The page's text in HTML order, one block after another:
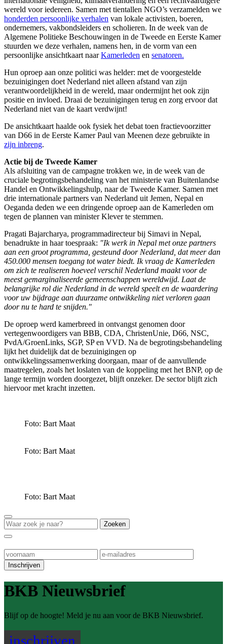
wereld voor iedereen. Samen met tientallen NGO’s verzamelden we
honderden persoonlijke verhalen van lokale activisten, boeren,
ondernemers, vakbondsleiders en scholieren. In de week van de
Algemene Politieke Beschouwingen in de Tweede en Eerste Kamer
stuurden we deze verhalen, namens hen, in de vorm van een
persoonlijke ansichtkaart naarKamerleden en senatoren.
Hun oproep aan onze politici was helder: met de voorgestelde
bezuinigingen doet Nederland niet alleen afstand van zijn
verantwoordelijkheid in de wereld, maar ondermijnt het ook zijn
positie en invloed. Draai de bezuinigingen terug en zorg ervoor dat
Nederland niet van de kaart verdwijnt!
De ansichtkaart haalde ook fysiek het debat toen fractievoorzitter
van D66 in de Eerste Kamer Paul van Meenen deze gebruikte in
zijn inbreng.
Actie bij de Tweede Kamer
Als afsluiting van de campagne trokken we, in de week van de
cruciale begrotingsbehandeling van het ministerie van Buitenlandse
Handel en Ontwikkelingshulp, naar de Tweede Kamer. Samen met
drie internationale partners van Nederland uit Jemen, Nepal en
Oeganda deden we een dringende oproep aan de Kamerleden om
tegen de plannen van minister Klever te stemmen.
Pragati Bajarcharya, programmadirecteur bij Simavi in Nepal,
benadrukte in haar toespraak: "Ik werk in Nepal met onze partners
aan een groot programma, gesteund door Nederland, dat meer dan
450.000 mensen toegang tot water biedt. Ik vraag de Kamerleden
om zich te realiseren hoeveel verschil Nederland maakt voor de
meest gemarginaliseerde gemeenschappen wereldwijd. Laat de
belangrijke rol die Nederland in de wereld speelt en de waardering
voor uw bijdrage aan duurzame ontwikkeling niet verloren gaan
door nu te hard te snijden."
De oproep werd kamerbreed in ontvangst genomen door
vertegenwoordigers van BBB, CDA, ChristenUnie, D66, NSC,
PvdA/GroenLinks, SGP, SP en VVD. Na de begrotingsbehandeling
lijkt het duidelijk dat de bezuinigingen op
ontwikkelingssamenwerking doorgaan, maar of de aanvullende
maatregelen, zoals het loslaten van de koppeling met het BNP, op de
lange termijn worden doorgezet, blijft onzeker. De sector blijft zich
hiervoor met kracht inzetten.
Foto: Bart Maat
Foto: Bart Maat
Foto: Bart Maat
BKB Nieuwsbrief
Blijf op de hoogte! Meld je nu aan voor de BKB Nieuwsbrief.
inschrijven